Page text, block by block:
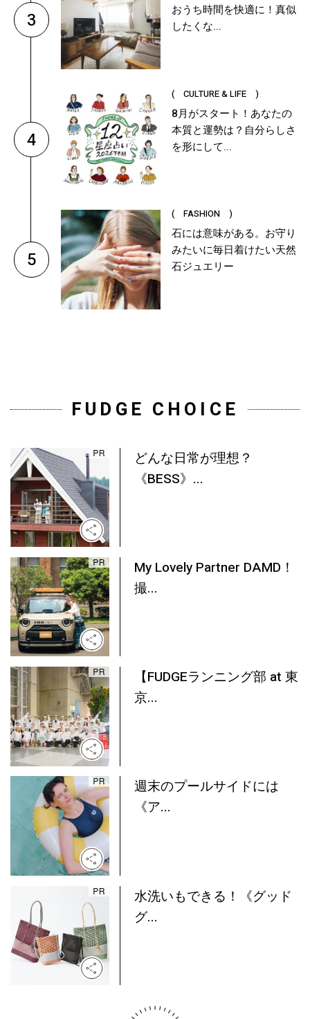
3
おうち時間を快適に！真似
したくな...
4
( CULTURE & LIFE )
8月がスタート！あなたの
本質と運勢は？自分らしさ
を形にして...
5
( FASHION )
石には意味がある。お守り
みたいに毎日着けたい天然
石ジュエリー
FUDGE CHOICE
どんな日常が理想？
《BESS》...
My Lovely Partner DAMD！
撮...
【FUDGEランニング部 at 東
京...
週末のプールサイドには
《ア...
水洗いもできる！《グッド
グ...